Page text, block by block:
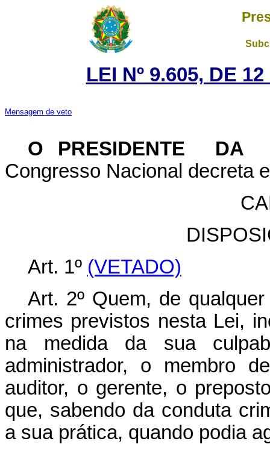
LEI Nº 9.605, DE
Mensagem de veto
O PRESIDENTE DA
Congresso Nacional decreta
Art. 1º (VETADO)
Art. 2º Quem, de
crimes previstos nesta Lei,
na medida da sua
administrador, o membro
auditor, o gerente, o
que, sabendo da conduta
a sua prática, quando podia